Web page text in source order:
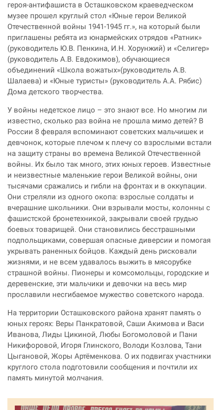
героя-антифашиста в Осташковском краеведческом
музее прошел круглый стол «Юные герои Великой
Отечественной войны 1941-1945 гг.», на который были
приглашены ребята из юнармейских отрядов «Ратник»
(руководитель Ю.В. Пенкина, И.Н. Хорунжий) и «Селигер»
(руководитель А.В. Евдокимов), обучающиеся
объединений «Школа вожатых»(руководитель А.В.
Шалаева) и «Юные туристы» (руководитель А.А. Рябис)
Дома детского творчества.
У войны недетское лицо – это знают все. Но многим ли
известно, сколько раз война не прошла мимо детей? В
России 8 февраля вспоминают советских мальчишек и
девчонок, которые плечом к плечу со взрослыми встали
на защиту страны во времена Великой Отечественной
войны. Их было так много, этих юных героев. Известные
и неизвестные маленькие герои Великой войны, они
тысячами сражались и гибли на фронтах и в оккупации.
Они стреляли из одного окопа: взрослые солдаты и
вчерашние школьники. Они взрывали мосты, колонны с
фашистской бронетехникой, закрывали своей грудью
боевых товарищей. Они становились бесстрашными
подпольщиками, совершая опасные диверсии и помогая
укрывать раненных бойцов. Каждый день рисковали
жизнями, и не всем удавалось выжить в мясорубке
страшной войны. Пионеры и комсомольцы, городские и
деревенские, эти мальчики и девочки на весь мир
прославили несгибаемое мужество советского народа.
На территории Осташковского района хранят память о
юных героях: Веры Панкратовой, Саши Акимова и Васи
Иванова, Лиды Цикиной, Любы Богомоловой и Пани
Никифоровой, Игоря Глинского, Володи Козлова, Тани
Цыгановой, Жоры Артёменкова. О их подвигах участники
круглого стола подготовили сообщения и почтили их
память минутой молчания.